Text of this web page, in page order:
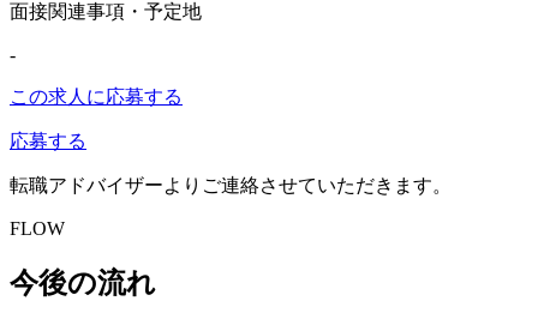
面接関連事項・予定地
-
この求人に応募する
応募する
転職アドバイザーよりご連絡させていただきます。
FLOW
今後の流れ